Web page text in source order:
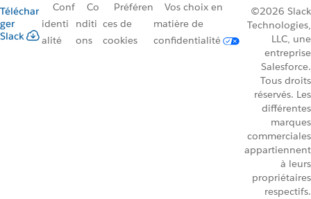
Téléchar
ger
Slack
Conf
identi
alité
Co
nditi
ons
Préféren
ces de
cookies
Vos choix en
matière de
confidentialité
©2026 Slack
Technologies,
LLC, une
entreprise
Salesforce.
Tous droits
réservés. Les
différentes
marques
commerciales
appartiennent
à leurs
propriétaires
respectifs.